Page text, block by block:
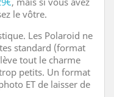
le vôtre.
Les Polaroid ne
standard (format
tout le charme
petits. Un format
ET de laisser de